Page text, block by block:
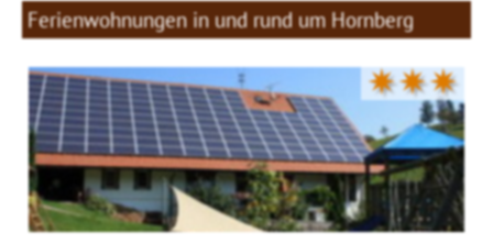
Ferienwohnungen in und rund um Hornberg
✷✷✷